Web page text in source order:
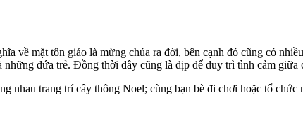
về mặt tôn giáo là mừng chúa ra đời, bên cạnh đó cũng có
đứa trẻ. Đồng thời đây cũng là dịp để duy trì tình cảm giữa
nhau trang trí cây thông Noel; cùng bạn bè đi chơi hoặc tổ